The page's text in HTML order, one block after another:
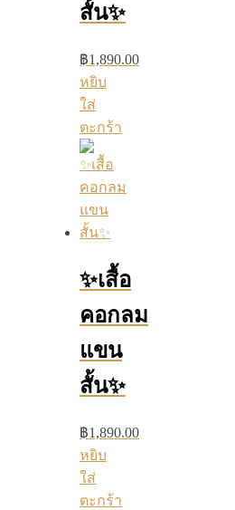
สั้น✨
฿1,890.00
หยิบ
ใส่
ตะกร้า
✨เสื้อ
คอกลม
แขน
สั้น✨
฿1,890.00
หยิบ
ใส่
ตะกร้า